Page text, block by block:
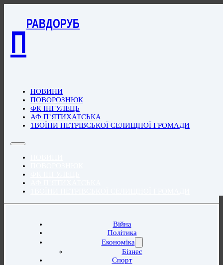
П
РАВДОРУБ
НОВИНИ
ПОВОРОЗНЮК
ФК ІНГУЛЕЦЬ
АФ П’ЯТИХАТСЬКА
1ВОЇНИ ПЕТРІВСЬКОЇ СЕЛИЩНОЇ ГРОМАДИ
Війна
Політика
Економіка
Бізнес
Спорт